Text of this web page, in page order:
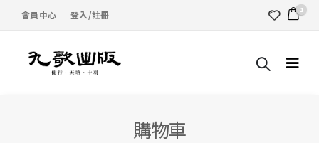
會員中心 登入/註冊 1
購物車